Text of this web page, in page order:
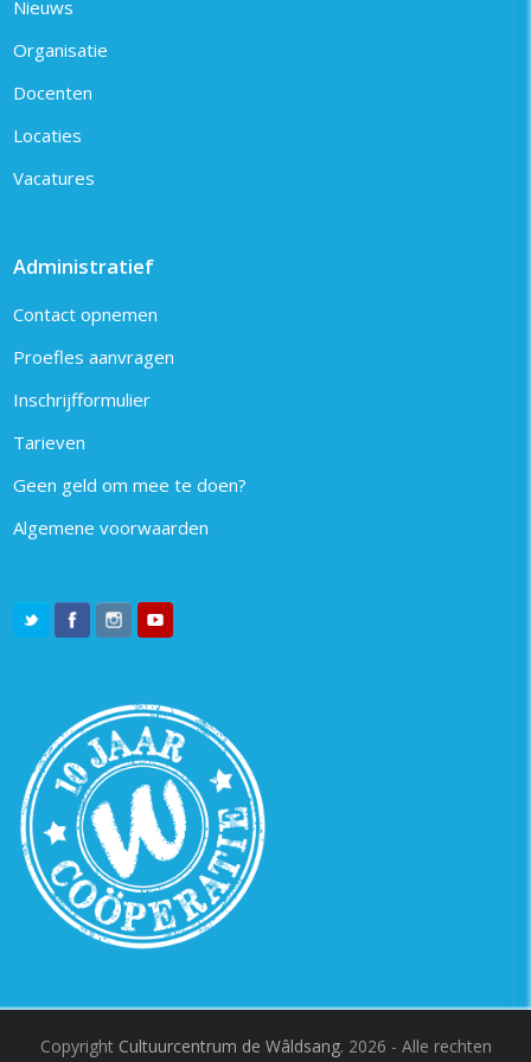
Nieuws
Organisatie
Docenten
Locaties
Vacatures
Administratief
Contact opnemen
Proefles aanvragen
Inschrijfformulier
Tarieven
Geen geld om mee te doen?
Algemene voorwaarden
Copyright Cultuurcentrum de Wâldsang. 2026 - Alle rechten